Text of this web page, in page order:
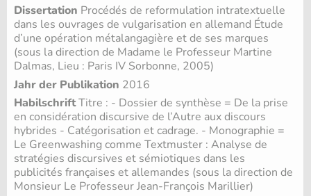
Dissertation Procédés de reformulation intratextuelle
dans les ouvrages de vulgarisation en allemand Étude
d’une opération métalangagière et de ses marques
(sous la direction de Madame le Professeur Martine
Dalmas, Lieu : Paris IV Sorbonne, 2005)
Jahr der Publikation 2016
HabilschriftTitre : - Dossier de synthèse = De la prise
en considération discursive de l’Autre aux discours
hybrides - Catégorisation et cadrage. - Monographie =
Le Greenwashing comme Textmuster : Analyse de
stratégies discursives et sémiotiques dans les
publicités françaises et allemandes (sous la direction de
Monsieur Le Professeur Jean-François Marillier)